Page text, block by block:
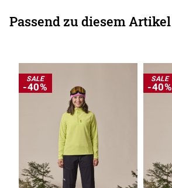
Passend zu diesem Artikel
SALE
-40%
SALE
-40%